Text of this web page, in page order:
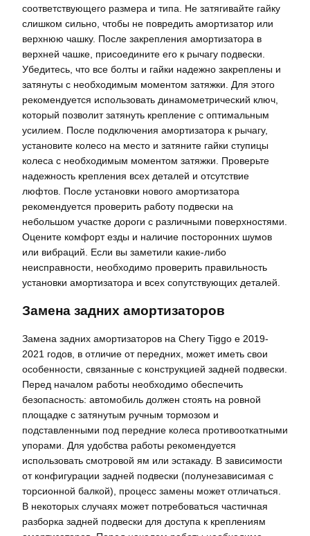
соответствующего размера и типа. Не затягивайте гайку
слишком сильно, чтобы не повредить амортизатор или
верхнюю чашку. После закрепления амортизатора в
верхней чашке, присоедините его к рычагу подвески.
Убедитесь, что все болты и гайки надежно закреплены и
затянуты с необходимым моментом затяжки. Для этого
рекомендуется использовать динамометрический ключ,
который позволит затянуть крепление с оптимальным
усилием. После подключения амортизатора к рычагу,
установите колесо на место и затяните гайки ступицы
колеса с необходимым моментом затяжки. Проверьте
надежность крепления всех деталей и отсутствие
люфтов. После установки нового амортизатора
рекомендуется проверить работу подвески на
небольшом участке дороги с различными поверхностями.
Оцените комфорт езды и наличие посторонних шумов
или вибраций. Если вы заметили какие-либо
неисправности, необходимо проверить правильность
установки амортизатора и всех сопутствующих деталей.
Замена задних амортизаторов
Замена задних амортизаторов на Chery Tiggo e 2019-
2021 годов, в отличие от передних, может иметь свои
особенности, связанные с конструкцией задней подвески.
Перед началом работы необходимо обеспечить
безопасность: автомобиль должен стоять на ровной
площадке с затянутым ручным тормозом и
подставленными под передние колеса противооткатными
упорами. Для удобства работы рекомендуется
использовать смотровой ям или эстакаду. В зависимости
от конфигурации задней подвески (полунезависимая с
торсионной балкой), процесс замены может отличаться.
В некоторых случаях может потребоваться частичная
разборка задней подвески для доступа к креплениям